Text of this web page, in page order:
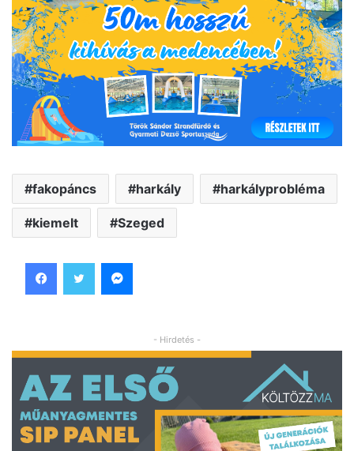
fakopáncs harkály harkályprobléma
kiemelt Szeged
- Hirdetés -